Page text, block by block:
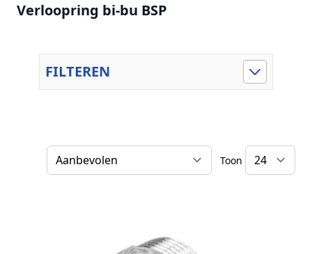
Verloopring bi-bu BSP
FILTEREN
Sorteer op
Toon